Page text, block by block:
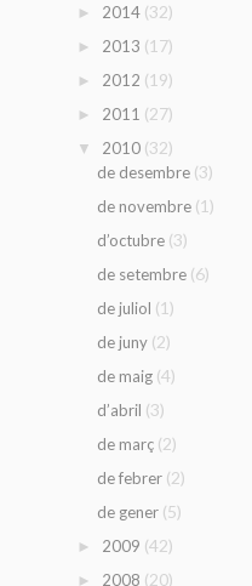
► 2014 (32)
► 2013 (17)
► 2012 (19)
► 2011 (27)
▼ 2010 (32)
de desembre (3)
de novembre (1)
d’octubre (3)
de setembre (6)
de juliol (1)
de juny (2)
de maig (4)
d’abril (3)
de març (2)
de febrer (2)
de gener (5)
► 2009 (42)
► 2008 (20)